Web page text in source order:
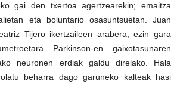
gai den txertoa agertzearekin; emaitza
eta boluntario osasuntsuetan. Juan
Tijero ikertzaileen arabera, ezin gara
Parkinson-en gaixotasunaren
neuronen erdiak galdu direlako. Hala
beharra dago garuneko kalteak hasi